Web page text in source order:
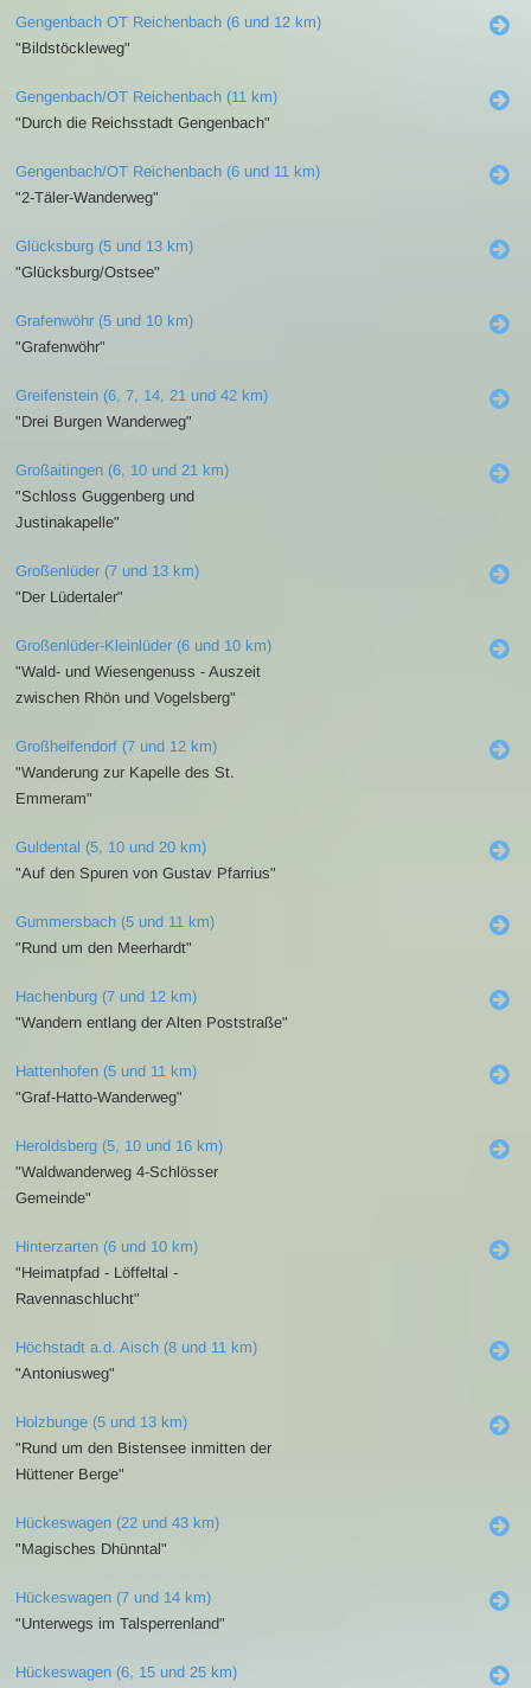
Gengenbach OT Reichenbach (6 und 12 km)
"Bildstöckleweg"
Gengenbach/OT Reichenbach (11 km)
"Durch die Reichsstadt Gengenbach"
Gengenbach/OT Reichenbach (6 und 11 km)
"2-Täler-Wanderweg"
Glücksburg (5 und 13 km)
"Glücksburg/Ostsee"
Grafenwöhr (5 und 10 km)
"Grafenwöhr"
Greifenstein (6, 7, 14, 21 und 42 km)
"Drei Burgen Wanderweg"
Großaitingen (6, 10 und 21 km)
"Schloss Guggenberg und
Justinakapelle"
Großenlüder (7 und 13 km)
"Der Lüdertaler"
Großenlüder-Kleinlüder (6 und 10 km)
"Wald- und Wiesengenuss - Auszeit
zwischen Rhön und Vogelsberg"
Großhelfendorf (7 und 12 km)
"Wanderung zur Kapelle des St.
Emmeram"
Guldental (5, 10 und 20 km)
"Auf den Spuren von Gustav Pfarrius"
Gummersbach (5 und 11 km)
"Rund um den Meerhardt"
Hachenburg (7 und 12 km)
"Wandern entlang der Alten Poststraße"
Hattenhofen (5 und 11 km)
"Graf-Hatto-Wanderweg"
Heroldsberg (5, 10 und 16 km)
"Waldwanderweg 4-Schlösser
Gemeinde"
Hinterzarten (6 und 10 km)
"Heimatpfad - Löffeltal -
Ravennaschlucht"
Höchstadt a.d. Aisch (8 und 11 km)
"Antoniusweg"
Holzbunge (5 und 13 km)
"Rund um den Bistensee inmitten der
Hüttener Berge"
Hückeswagen (22 und 43 km)
"Magisches Dhünntal"
Hückeswagen (7 und 14 km)
"Unterwegs im Talsperrenland"
Hückeswagen (6, 15 und 25 km)